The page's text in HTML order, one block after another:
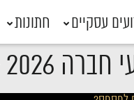
עסקיים חתונות
לכם לפספס?